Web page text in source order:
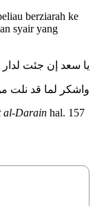
berziarah ke
syair yang
يا سعد إن جئت
واشكر لما قد نلت
al-Darain hal. 157